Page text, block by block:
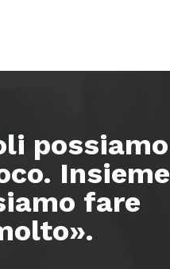
possiamo
Insieme
fare